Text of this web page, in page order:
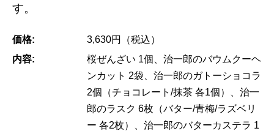
す。
価格:
3,630円（税込）
内容:
桜ぜんざい 1個、治一郎のバウムクーヘ
ンカット 2袋、治一郎のガトーショコラ
2個（チョコレート/抹茶 各1個）、治一
郎のラスク 6枚（バター/青梅/ラズベリ
ー 各2枚）、治一郎のバターカステラ 1